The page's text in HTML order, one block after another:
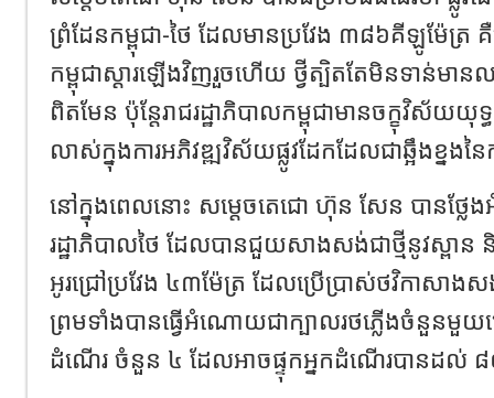
ព្រំដែនកម្ពុជា-ថៃ ដែលមានប្រវែង ៣៨៦គីឡូម៉ែត្រ គឺ
កម្ពុជាស្តារឡើងវិញរួចហើយ ថ្វីត្បិតតែមិនទាន់មា
ពិតមែន ប៉ុន្តែរាជរដ្ឋាភិបាលកម្ពុជាមានចក្ខុវិស័យយុ
លាស់ក្នុងការអភិវឌ្ឍវិស័យផ្លូវដែកដែលជាឆ្អឹងខ្នងន
នៅក្នុងពេលនោះ សម្តេចតេជោ ហ៊ុន សែន បានថ្
រដ្ឋាភិបាលថៃ ដែលបានជួយសាងសង់ជាថ្មីនូវស្ពាន និ
អូរជ្រៅប្រវែង ៤៣ម៉ែត្រ ដែលប្រើប្រាស់ថវិកាសា
ព្រមទាំងបានធ្វើអំណោយជាក្បាលរថភ្លើងចំនួនមួយ
ដំណើរ ចំនួន ៤ ដែលអាចផ្ទុកអ្នកដំណើរបានដល់